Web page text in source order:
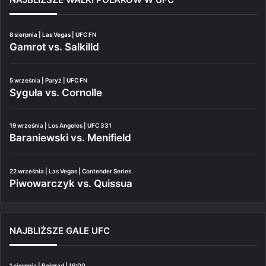
8 sierpnia | Las Vegas | UFC FN
Gamrot vs. Salkilld
5 września | Paryż | UFC FN
Syguła vs. Cornolle
19 września | Los Angeles | UFC 331
Baraniewski vs. Menifield
22 września | Las Vegas | Contender Series
Piwowarczyk vs. Quissua
NAJBLIŻSZE GALE UFC